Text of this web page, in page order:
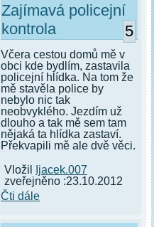
Zajímavá policejní
kontrola
5
Včera cestou domů mě v
obci kde bydlím, zastavila
policejní hlídka. Na tom že
mě stavěla police by
nebylo nic tak
neobvyklého. Jezdím už
dlouho a tak mě sem tam
nějaká ta hlídka zastaví.
Překvapili mě ale dvě věci.
Vložil
Ijacek.007
zveřejněno :23.10.2012
Čti dále